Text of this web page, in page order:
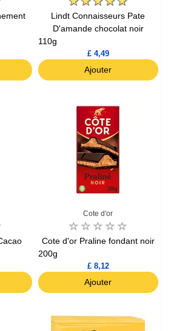
Lindt Connaisseurs Pate
D'amande chocolat noir
110g
£ 4,49
Ajouter
Cote d'or
Cote d'or Praline fondant noir
200g
£ 8,12
Ajouter